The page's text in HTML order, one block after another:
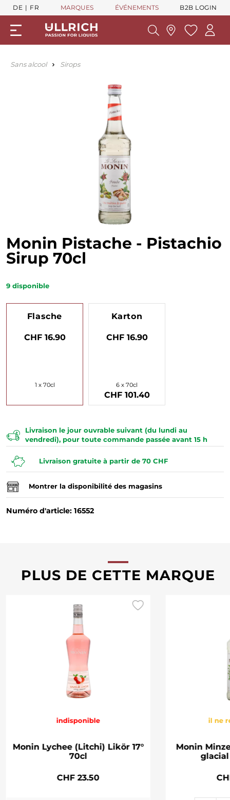
DE FR MARQUES ÉVÉNEMENTS B2B LOGIN
Sans alcool Sirops
Monin Pistache - Pistachio
Sirup 70cl
9 disponible
Flasche
CHF 16.90
1 x 70cl
Karton
CHF 16.90
6 x 70cl
CHF 101.40
Livraison le jour ouvrable suivant (du lundi au
vendredi), pour toute commande passée avant 15 h
Livraison gratuite à partir de 70 CHF
Montrer la disponibilité des magasins
Numéro d'article: 16552
PLUS DE CETTE MARQUE
indisponible
Monin Lychee (Litchi) Likör 17°
70cl
CHF 23.50
il ne
Monin